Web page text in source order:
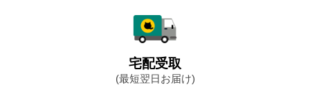
宅配受取
(最短翌日お届け)